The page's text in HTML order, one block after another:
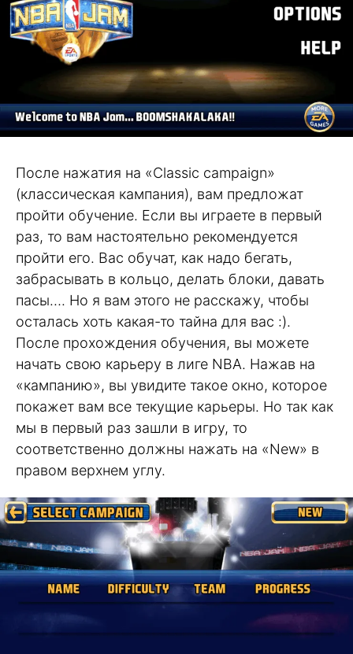
После нажатия на «Classic campaign»
(классическая кампания), вам предложат
пройти обучение. Если вы играете в первый
раз, то вам настоятельно рекомендуется
пройти его. Вас обучат, как надо бегать,
забрасывать в кольцо, делать блоки, давать
пасы…. Но я вам этого не расскажу, чтобы
осталась хоть какая-то тайна для вас :).
После прохождения обучения, вы можете
начать свою карьеру в лиге NBA. Нажав на
«кампанию», вы увидите такое окно, которое
покажет вам все текущие карьеры. Но так как
мы в первый раз зашли в игру, то
соответственно должны нажать на «New» в
правом верхнем углу.